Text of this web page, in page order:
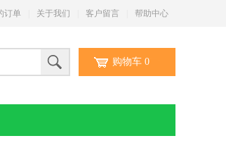
订单 关于我们 客户留言 帮助中心
购物车 0